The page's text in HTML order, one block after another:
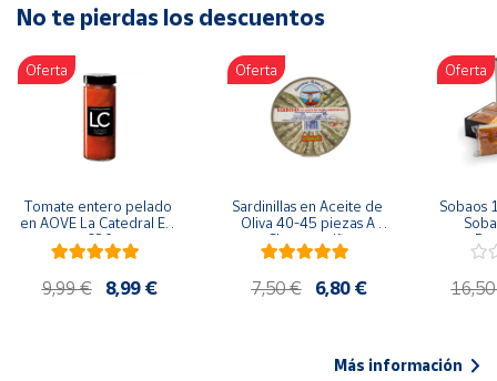
Artesanía
Oficina y
Papelería
Para Canarias,
Ceuta y Melilla
populares
Bono
Cultural
No te pierdas los descuentos
Oferta
Tomate entero pelado
en AOVE La Catedral ER-
630
9,99 € 8,99 €
Oferta
Sardinillas en Aceite de
Oliva 40-45 piezas A
Churrusquiña
7,50 € 6,80 €
Oferta
Sobaos
Más información